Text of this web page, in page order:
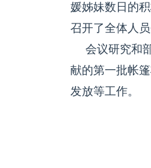
媛姊妹数日的
召开了全体人员
会议研究和部
献的第一批帐
发放等工作。